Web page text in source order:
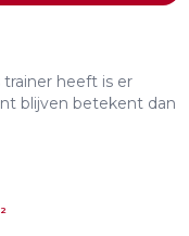
heeft is er
blijven betekent dan